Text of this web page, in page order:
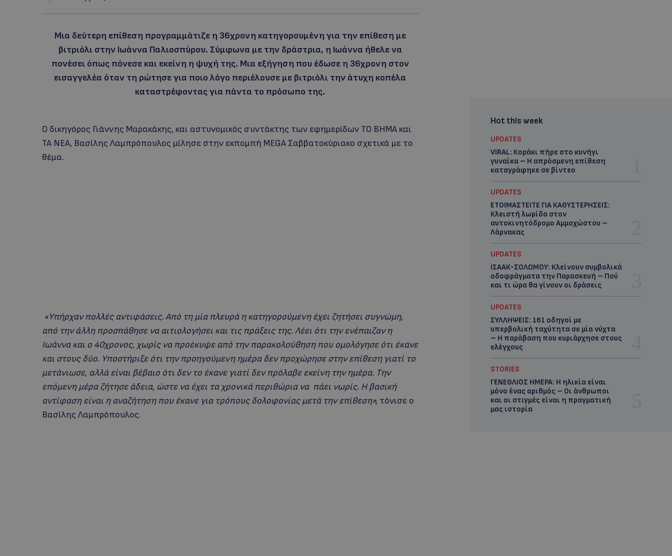
Μια δεύτερη επίθεση προγραμμάτιζε η 36χρονη κατηγορουμένη για την επίθεση με
βιτριόλι στην Ιωάννα Παλιοσπύρου. Σύμφωνα με την δράστρια, η Ιωάννα ήθελε να
πονέσει όπως πόνεσε και εκείνη η ψυχή της. Μια εξήγηση που έδωσε η 36χρονη στον
εισαγγελέα όταν τη ρώτησε για ποιο λόγο περιέλουσε με βιτριόλι την άτυχη κοπέλα
καταστρέφοντας για πάντα το πρόσωπο της.
Ο δικηγόρος Γιάννης Μαρακάκης, και αστυνομικός συντάκτης των εφημερίδων ΤΟ ΒΗΜΑ και
ΤΑ ΝΕΑ, Βασίλης Λαμπρόπουλος μίλησε στην εκπομπή MEGA Σαββατοκύριακο σχετικά με το
θέμα.
«Υπήρχαν πολλές αντιφάσεις. Από τη μία πλευρά η κατηγορούμενη έχει ζητήσει συγνώμη,
από την άλλη προσπάθησε να αιτιολογήσει και τις πράξεις της. Λέει ότι την ενέπαιζαν η
Ιωάννα και ο 40χρονος, χωρίς να προέκυψε από την παρακολούθηση που ομολόγησε ότι έκανε
και στους δύο. Υποστήριξε ότι την προηγούμενη ημέρα δεν προχώρησε στην επίθεση γιατί το
μετάνιωσε, αλλά είναι βέβαιο ότι δεν το έκανε γιατί δεν πρόλαβε εκείνη την ημέρα. Την
επόμενη μέρα ζήτησε άδεια, ώστε να έχει τα χρονικά περιθώρια να πάει νωρίς. Η βασική
αντίφαση είναι η αναζήτηση που έκανε για τρόπους δολοφονίας μετά την επίθεση», τόνισε ο
Βασίλης Λαμπρόπουλος.
Hot this week
UPDATES
VIRAL: Κοράκι πήρε στο κυνήγι
γυναίκα – Η απρόσμενη επίθεση
καταγράφηκε σε βίντεο
UPDATES
ΕΤΟΙΜΑΣΤΕΙΤΕ ΓΙΑ ΚΑΘΥΣΤΕΡΗΣΕΙΣ:
Κλειστή λωρίδα στον
αυτοκινητόδρομο Αμμοχώστου –
Λάρνακας
UPDATES
ΙΣΑΑΚ-ΣΟΛΩΜΟΥ: Κλείνουν συμβολικά
οδοφράγματα την Παρασκευή – Πού
και τι ώρα θα γίνουν οι δράσεις
UPDATES
ΣΥΛΛΗΨΕΙΣ: 161 οδηγοί με
υπερβολική ταχύτητα σε μία νύχτα
– Η παράβαση που κυριάρχησε στους
ελέγχους
STORIES
ΓΕΝΕΘΛΙΟΣ ΗΜΕΡΑ: Η ηλικία είναι
μόνο ένας αριθμός – Οι άνθρωποι
και οι στιγμές είναι η πραγματική
μας ιστορία